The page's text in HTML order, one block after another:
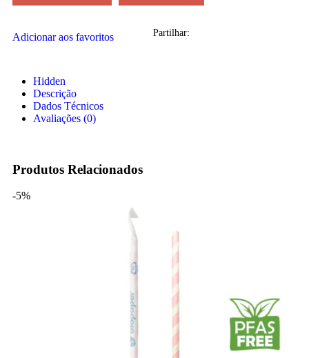
Adicionar aos favoritos Partilhar:
Hidden
Descrição
Dados Técnicos
Avaliações (0)
Produtos Relacionados
-5%